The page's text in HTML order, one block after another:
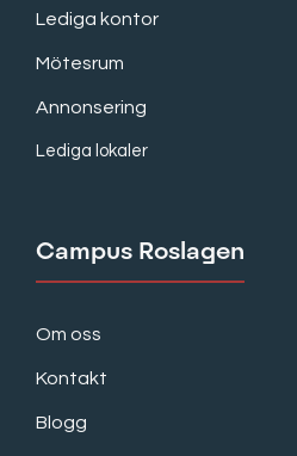
Lediga kontor
Mötesrum
Annonsering
Lediga lokaler
Campus Roslagen
Om oss
Kontakt
Blogg